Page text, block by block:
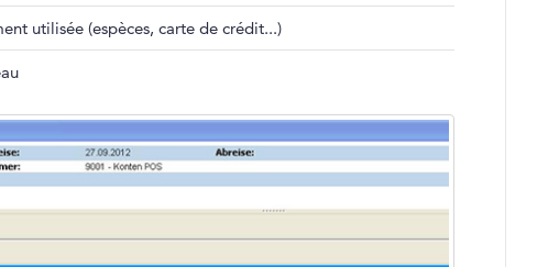
utilisée (espèces, carte de crédit...)